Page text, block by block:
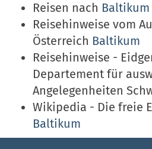
Reisen nach Baltikum
Reisehinweise vom
Österreich Baltikum
Reisehinweise -
Departement für
Angelegenheiten
Wikipedia - Die freie
Baltikum